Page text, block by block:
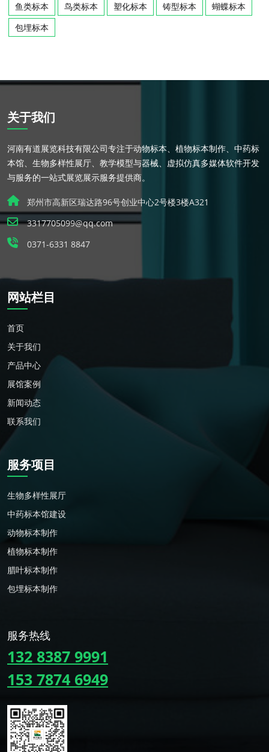
鱼类标本
鸟类标本 塑化标本 铸型标本
蝴蝶标本
包埋标本
关于我们
河南有道展览科技有限公司专注于动物标本、植物标本制作、中药标
本馆、生物多样性展厅、教学模型与器械、虚拟仿真多媒体软件开发
与服务的一站式展览展示服务提供商。
郑州市高新区瑞达路96号创业中心2号楼3楼A321
3317705099@qq.com
0371-6331 8847
网站栏目
首页
关于我们
产品中心
展馆案例
新闻动态
联系我们
服务项目
生物多样性展厅
中药标本馆建设
动物标本制作
植物标本制作
腊叶标本制作
包埋标本制作
服务热线
132 8387 9991
153 7874 6949